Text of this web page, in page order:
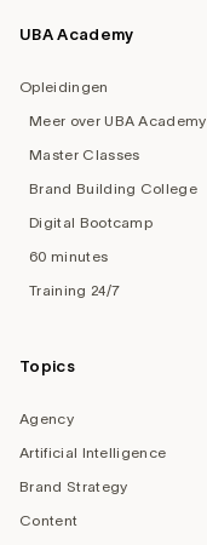
UBA Academy
Opleidingen
Meer over UBA Academy
Master Classes
Brand Building College
Digital Bootcamp
60 minutes
Training 24/7
Topics
Agency
Artificial Intelligence
Brand Strategy
Content